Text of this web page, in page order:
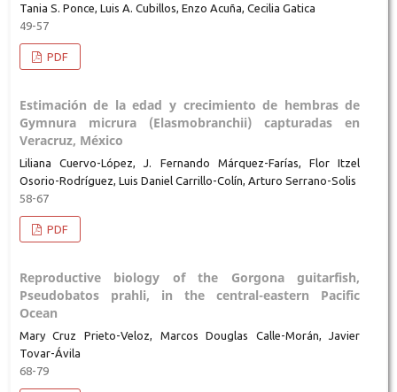
Tania S. Ponce, Luis A. Cubillos, Enzo Acuña, Cecilia Gatica
49-57
PDF
Estimación de la edad y crecimiento de hembras de
Gymnura micrura (Elasmobranchii) capturadas en
Veracruz, México
Liliana Cuervo-López, J. Fernando Márquez-Farías, Flor Itzel
Osorio-Rodríguez, Luis Daniel Carrillo-Colín, Arturo Serrano-Solis
58-67
PDF
Reproductive biology of the Gorgona guitarfish,
Pseudobatos prahli, in the central-eastern Pacific
Ocean
Mary Cruz Prieto-Veloz, Marcos Douglas Calle-Morán, Javier
Tovar-Ávila
68-79